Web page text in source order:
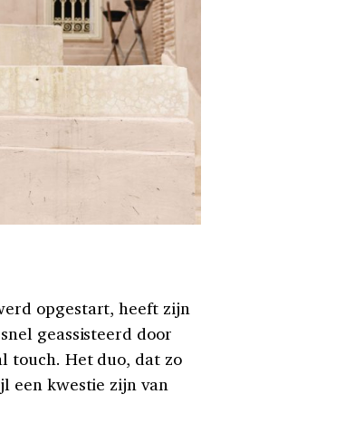
opgestart, heeft zijn
geassisteerd door
touch. Het duo, dat zo
een kwestie zijn van